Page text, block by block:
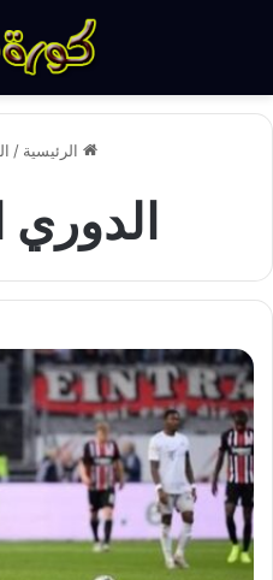
الرئيسية /
الدوري